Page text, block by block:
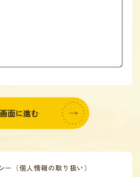
ー（個人情報の取り扱い）